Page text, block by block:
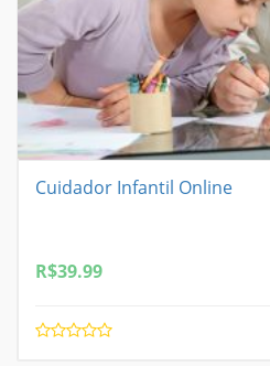
Cuidador Infantil Online
R$39.99